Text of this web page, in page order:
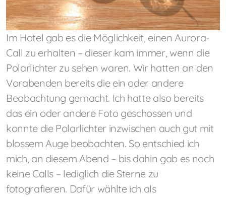
Im Hotel gab es die Möglichkeit, einen Aurora-
Call zu erhalten – dieser kam immer, wenn die
Polarlichter zu sehen waren. Wir hatten an den
Vorabenden bereits die ein oder andere
Beobachtung gemacht. Ich hatte also bereits
das ein oder andere Foto geschossen und
konnte die Polarlichter inzwischen auch gut mit
blossem Auge beobachten. So entschied ich
mich, an diesem Abend – bis dahin gab es noch
keine Calls – lediglich die Sterne zu
fotografieren. Dafür wählte ich als